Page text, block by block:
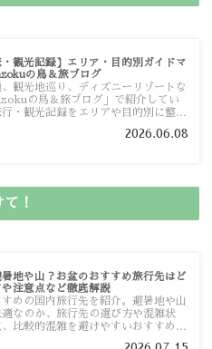
・観光記録】エリア・目的別ガイドマ
の鳥＆旅ブログ
観光地巡り、ディズニーリゾートな
の鳥＆旅ブログ」で紹介してい
行・観光記録をエリアや目的別に整理
からスムーズに見つけていただけま
2026.06.08
！
暑地や山？お盆のおすすめ旅行先はど
や注意点など徹底解説
めの国内旅行先を紹介。避暑地や山
なのか、旅行先の選び方や混雑状
比較的混雑を避けやすいおすすめス